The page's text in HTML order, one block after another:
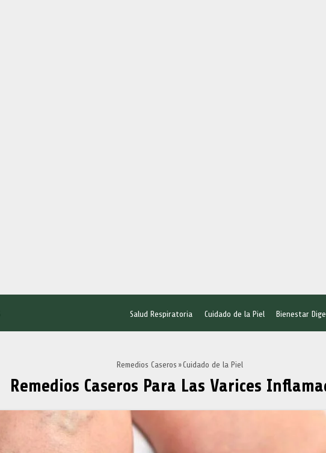
Salud Respiratoria Cuidado de la Piel Bienestar
Remedios Caseros Cuidado de la Piel
Remedios Caseros Para Las Varices